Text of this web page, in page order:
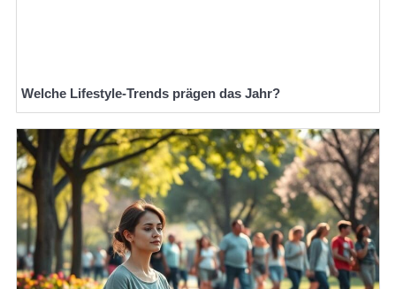
Welche Lifestyle-Trends prägen das Jahr?